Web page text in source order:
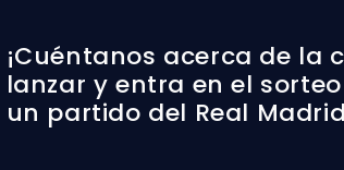
¡Cuéntanos acerca de la
lanzar y entra en el
un partido del Real